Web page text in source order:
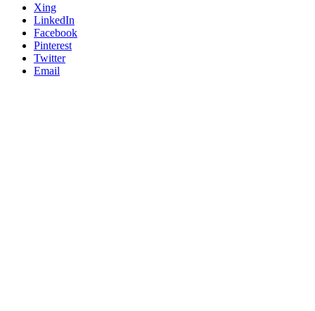
Xing
LinkedIn
Facebook
Pinterest
Twitter
Email